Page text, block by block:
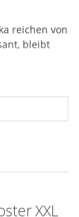
reichen von
bleibt
irgend wie
sinnvoller
Finale
und ist oft
XXL